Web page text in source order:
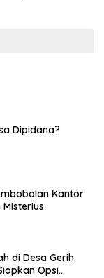
Dipidana?
Kantor
di Desa Gerih:
Opsi